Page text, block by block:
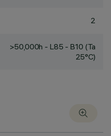
2
>50,000h - L85 - B10 (Ta
25°C)